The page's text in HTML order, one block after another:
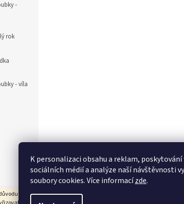
K personalizaci obsahu a reklam,
sociálních médií a analýze naší návštěvnosti
soubory cookies. Více informacízde.
dovolené. Také
-
rok
- víla